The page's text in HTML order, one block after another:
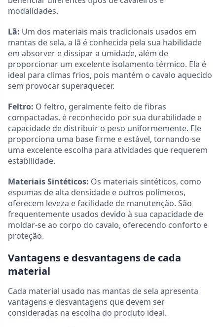
modalidades.
Lã: Um dos materiais mais tradicionais usados em
mantas de sela, a lã é conhecida pela sua habilidade
em absorver e dissipar a umidade, além de
proporcionar um excelente isolamento térmico. Ela é
ideal para climas frios, pois mantém o cavalo aquecido
sem provocar superaquecer.
Feltro: O feltro, geralmente feito de fibras
compactadas, é reconhecido por sua durabilidade e
capacidade de distribuir o peso uniformemente. Ele
proporciona uma base firme e estável, tornando-se
uma excelente escolha para atividades que requerem
estabilidade.
Materiais Sintéticos: Os materiais sintéticos, como
espumas de alta densidade e outros polímeros,
oferecem leveza e facilidade de manutenção. São
frequentemente usados devido à sua capacidade de
moldar-se ao corpo do cavalo, oferecendo conforto e
proteção.
Vantagens e desvantagens de cada
material
Cada material usado nas mantas de sela apresenta
vantagens e desvantagens que devem ser
consideradas na escolha do produto ideal.